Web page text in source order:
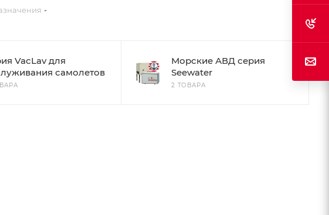
VacLav для
самолетов
Морские АВД серия
Seewater
2 ТОВАРА